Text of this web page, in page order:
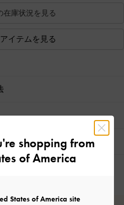
在庫状況を見る
イテムを見る
shopping from
of America
States of America site